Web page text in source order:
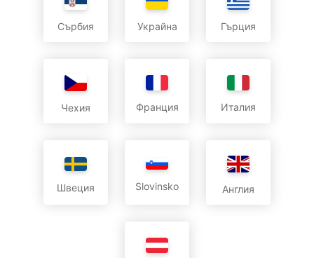
Сърбия Украйна Гърция
Чехия Франция Италия
Швеция Slovinsko Англия